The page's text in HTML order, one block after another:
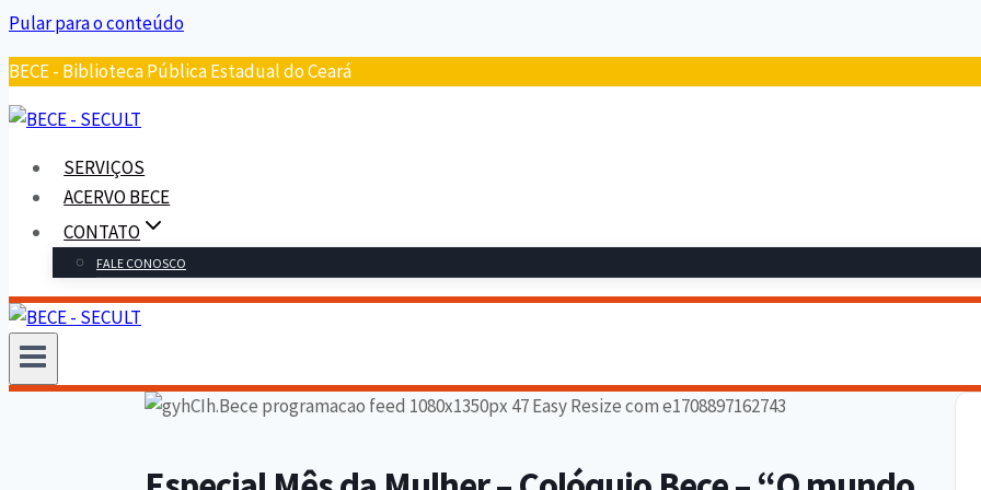
Pular para o conteúdo
BECE - Biblioteca Pública Estadual do Ceará
SERVIÇOS
ACERVO BECE
CONTATO
FALE CONOSCO